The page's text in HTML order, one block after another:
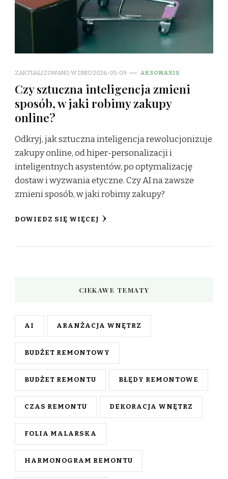
ZAKTUALIZOWANO W DNIU2026-05-09 AKSONAXIS
Czy sztuczna inteligencja zmieni
sposób, w jaki robimy zakupy
online?
Odkryj, jak sztuczna inteligencja rewolucjonizuje
zakupy online, od hiper-personalizacji i
inteligentnych asystentów, po optymalizację
dostaw i wyzwania etyczne. Czy AI na zawsze
zmieni sposób, w jaki robimy zakupy?
DOWIEDZ SIĘ WIĘCEJ
CIEKAWE TEMATY
AI ARANŻACJA WNĘTRZ
BUDŻET REMONTOWY
BUDŻET REMONTU BŁĘDY REMONTOWE
CZAS REMONTU DEKORACJA WNĘTRZ
FOLIA MALARSKA
HARMONOGRAM REMONTU